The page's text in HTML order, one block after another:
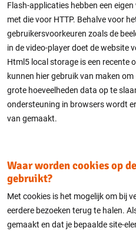
Flash-applicaties hebben een
met die voor HTTP. Behalve voor
gebruikersvoorkeuren zoals de
in de video-player doet de website
Html5 local storage is een recente
kunnen hier gebruik van maken
grote hoeveelheden data op te
ondersteuning in browsers wordt
van gemaakt.
Waar worden cookies op
gebruikt?
Met cookies is het mogelijk om bij
eerdere bezoeken terug te halen.
gemaakt en dat je bepaalde site-